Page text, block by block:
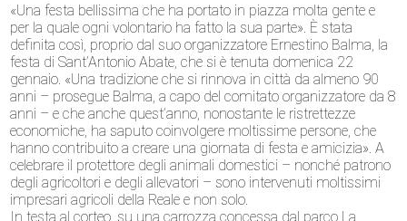
«Una festa bellissima che ha portato in piazza molta gente e
per la quale ogni volontario ha fatto la sua parte». È stata
definita così, proprio dal suo organizzatore Ernestino Balma, la
festa di Sant’Antonio Abate, che si è tenuta domenica 22
gennaio. «Una tradizione che si rinnova in città da almeno 90
anni – prosegue Balma, a capo del comitato organizzatore da 8
anni – e che anche quest’anno, nonostante le ristrettezze
economiche, ha saputo coinvolgere moltissime persone, che
hanno contribuito a creare una giornata di festa e amicizia». A
celebrare il protettore degli animali domestici – nonché patrono
degli agricoltori e degli allevatori – sono intervenuti moltissimi
impresari agricoli della Reale e non solo.
In testa al corteo, su una carrozza concessa dal parco La